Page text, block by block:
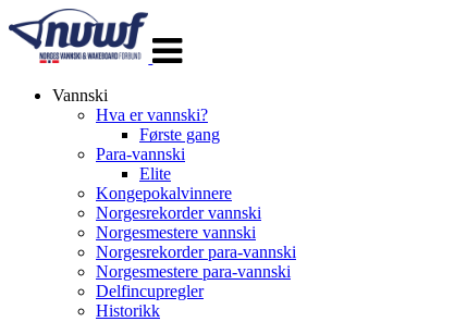
navigasjon
Vannski
Hva er vannski?
Første gang
Para-vannski
Elite
Kongepokalvinnere
Norgesrekorder vannski
Norgesmestere vannski
Norgesrekorder para-vannski
Norgesmestere para-vannski
Delfincupregler
Historikk